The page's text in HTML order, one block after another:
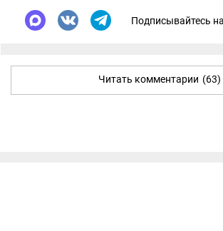
Подписывайтесь
Читать комментарии (63)